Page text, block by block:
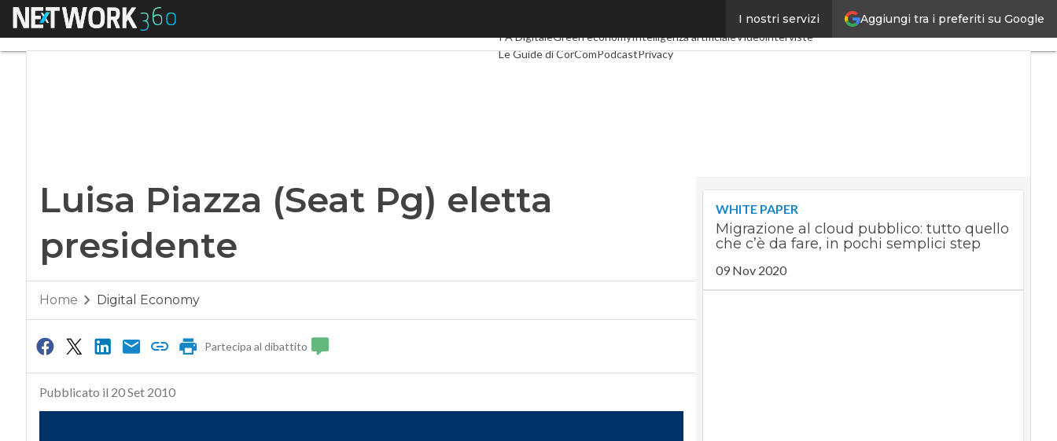
Aggiungi tra i preferiti su Google
I nostri servizi
Menu
SpacEconomy
PA DigitaleGreen economyIntelligenza artificialeVideointerviste
Le Guide di CorComPodcastPrivacy
Luisa Piazza (Seat Pg) eletta
presidente
Home Digital Economy
Partecipa al dibattito
Pubblicato il 20 Set 2010
WHITE PAPER
Migrazione al cloud pubblico: tutto quello
che c’è da fare, in pochi semplici step
09 Nov 2020